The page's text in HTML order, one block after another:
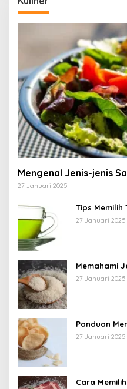
Mengenal Jenis-jenis
27 Januari 2025
Tips Memilih
27 Januari 2025
Memahami
27 Januari 2025
Panduan
27 Januari 2025
Cara